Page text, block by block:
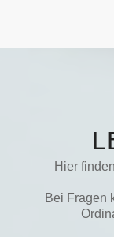
Hier
Bei Fragen